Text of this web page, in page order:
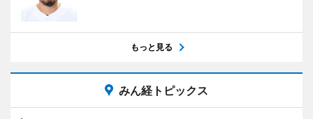
もっと見る
みん経トピックス